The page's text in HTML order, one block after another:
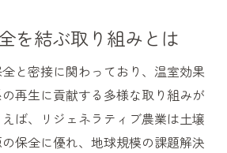
を結ぶ取り組みとは
と密接に関わっており、温室効果
再生に貢献する多様な取り組みが
ば、リジェネラティブ農業は土壌
保全に優れ、地球規模の課題解決